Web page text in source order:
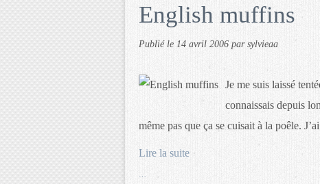
English muffins
Publié le 14 avril 2006 par sylvieaa
Je me suis laissé
connaissais depuis
même pas que ça se cuisait à la poêle.
Lire la suite